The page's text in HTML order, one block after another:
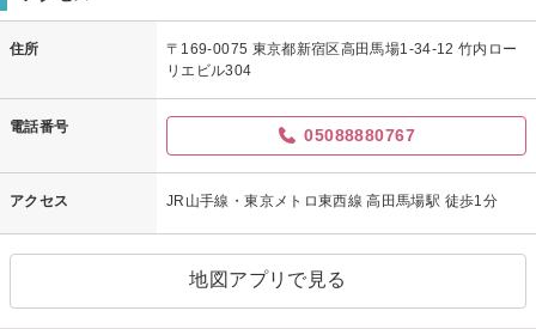
住所
〒169-0075 東京都新宿区高田馬場1-34-12 竹内ロー
リエビル304
電話番号 05088880767
アクセス JR山手線・東京メトロ東西線 高田馬場駅 徒歩1分
地図アプリで見る